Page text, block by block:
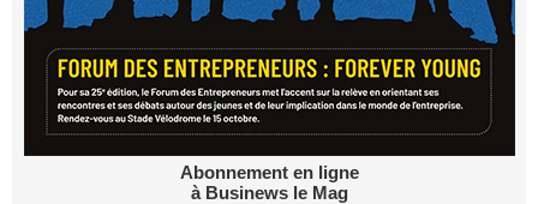
Abonnement en ligne
à Businews le Mag